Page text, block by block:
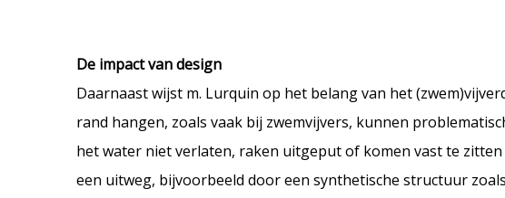
De impact van design
Daarnaast wijst m. Lurquin op het belang van het
rand hangen, zoals vaak bij zwemvijvers, kunnen
het water niet verlaten, raken uitgeput of komen vast te
een uitweg, bijvoorbeeld door een synthetische structuur